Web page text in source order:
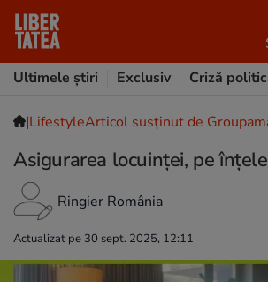
Ultimele știri
Exclusiv Criză
|LifestyleArticol susținut de
Asigurarea locuinței, pe
Ringier România
Actualizat pe 30 sept. 2025, 12:11